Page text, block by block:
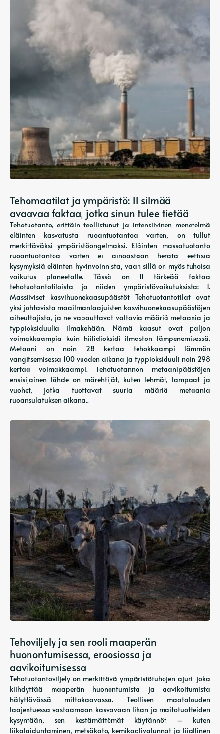
Tehomaatilat ja ympäristö: 11 silmää
avaavaa faktaa, jotka sinun tulee tietää
Tehotuotanto, erittäin teollistunut ja intensiivinen menetelmä
eläinten kasvatusta ruoantuotantoa varten, on tullut
merkittäväksi ympäristöongelmaksi. Eläinten massatuotanto
ruoantuotantoa varten ei ainoastaan ​​herätä eettisiä
kysymyksiä eläinten hyvinvoinnista, vaan sillä on myös tuhoisa
vaikutus planeetalle. Tässä on 11 tärkeää faktaa
tehotuotantotiloista ja niiden ympäristövaikutuksista: 1.
Massiiviset kasvihuonekaasupäästöt Tehotuotantotilat ovat
yksi johtavista maailmanlaajuisten kasvihuonekaasupäästöjen
aiheuttajista, ja ne vapauttavat valtavia määriä metaania ja
typpioksiduulia ilmakehään. Nämä kaasut ovat paljon
voimakkaampia kuin hiilidioksidi ilmaston lämpenemisessä.
Metaani on noin 28 kertaa tehokkaampi lämmön
vangitsemisessa 100 vuoden aikana ja typpioksiduuli noin 298
kertaa voimakkaampi. Tehotuotannon metaanipäästöjen
ensisijainen lähde on märehtijät, kuten lehmät, lampaat ja
vuohet, jotka tuottavat suuria määriä metaania
ruoansulatuksen aikana..
Tehoviljely ja sen rooli maaperän
huonontumisessa, eroosiossa ja
aavikoitumisessa
Tehotuotantoviljely on merkittävä ympäristötuhojen ajuri, joka
kiihdyttää maaperän huonontumista ja aavikoitumista
hälyttävässä mittakaavassa. Teollisen maatalouden
laajentuessa vastaamaan kasvavaan lihan ja maitotuotteiden
kysyntään, sen kestämättömät käytännöt – kuten
liikalaiduntaminen, metsäkato, kemikaalivalunnat ja liiallinen